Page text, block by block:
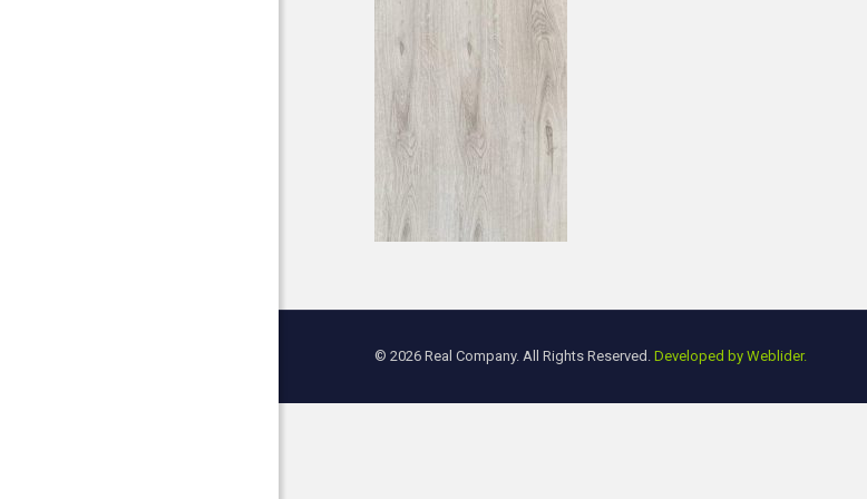
© 2026 Real Company. All Rights Reserved.Developed by Weblider.